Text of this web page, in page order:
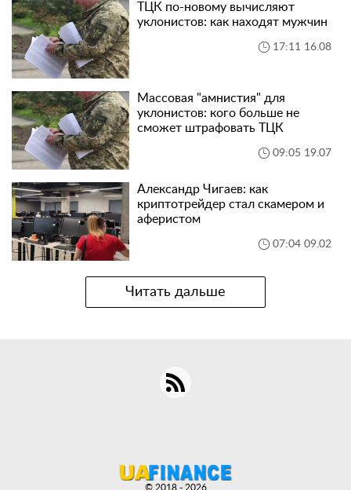
ТЦК по-новому вычисляют
уклонистов: как находят мужчин
17:11 16.08
Массовая "амнистия" для
уклонистов: кого больше не
сможет штрафовать ТЦК
09:05 19.07
Александр Чигаев: как
криптотрейдер стал скамером и
аферистом
07:04 09.02
Читать дальше
© 2018 - 2026